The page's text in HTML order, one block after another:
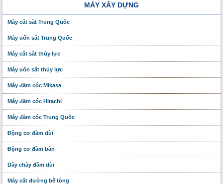
MÁY XÂY DỰNG
Máy cắt sắt Trung Quốc
Máy uốn sắt Trung Quốc
Máy cắt sắt thủy lực
Máy uốn sắt thủy lực
Máy đầm cóc Mikasa
Máy đầm cóc Hitachi
Máy đầm cóc Trung Quốc
Động cơ đầm dùi
Động cơ đầm bàn
Dây chày đầm dùi
Máy cắt đường bê tông